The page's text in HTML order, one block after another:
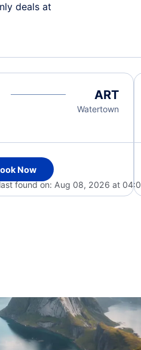
deals at
ART
Watertown
Now
found on: Aug 08, 2026 at